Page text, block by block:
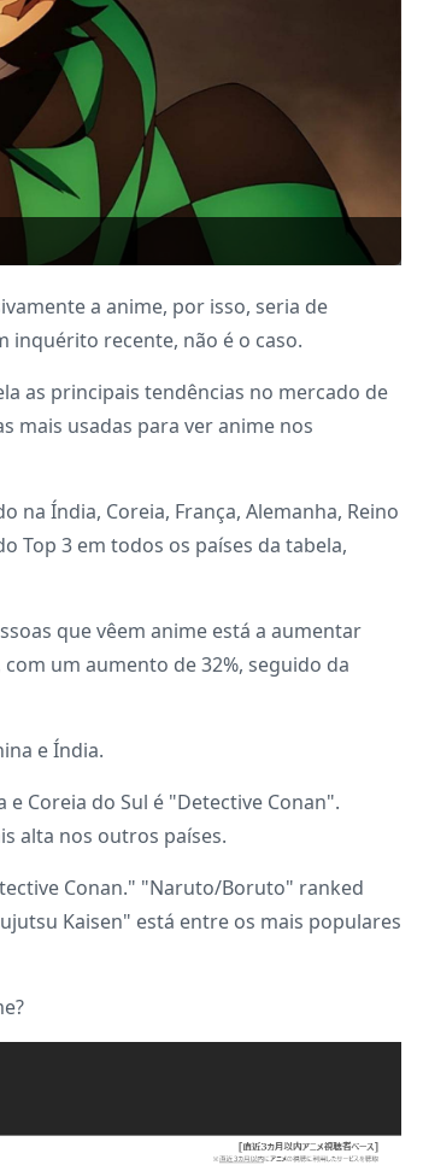
a anime, por isso, seria de
inquérito recente, não é o caso.
as principais tendências no mercado de
mais usadas para ver anime nos
na Índia, Coreia, França, Alemanha, Reino
Top 3 em todos os países da tabela,
que vêem anime está a aumentar
um aumento de 32%, seguido da
e Índia.
Coreia do Sul é "Detective Conan".
alta nos outros países.
Conan." "Naruto/Boruto" ranked
Kaisen" está entre os mais populares